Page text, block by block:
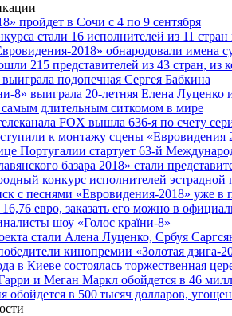
пройдет в Сочи с 4 по 9 сентября
стали 16 исполнителей из 11 стран
2018» обнародовали имена
215 представителей из 43 стран,
выиграла подопечная Сергея Бабкина
8» выиграла 20-летняя Елена Луценко
длительным ситкомом в мире
FOX вышла 636-я по счету
к монтажу сцены «Евровидения
Португалии стартует 63-й
базара 2018» стали
конкурс исполнителей эстрадной
с песнями «Евровидения-2018» уже в
евро, заказать его можно в
шоу «Голос країни-8»
стали Алена Луценко, Србуя
кинопремии «Золотая дзига-
в Киеве состоялась торжественная
и Меган Маркл обойдется в 46
обойдется в 500 тысяч долларов,